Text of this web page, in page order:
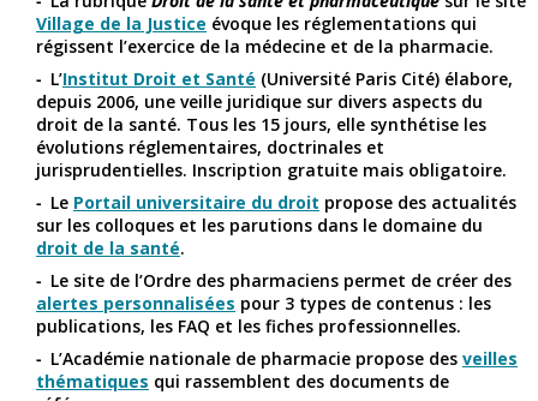
Village de la Justice évoque les réglementations qui
régissent l’exercice de la médecine et de la pharmacie.
L’Institut Droit et Santé (Université Paris Cité) élabore,
depuis 2006, une veille juridique sur divers aspects du
droit de la santé. Tous les 15 jours, elle synthétise les
évolutions réglementaires, doctrinales et
jurisprudentielles. Inscription gratuite mais obligatoire.
Le Portail universitaire du droit propose des actualités
sur les colloques et les parutions dans le domaine du
droit de la santé.
Le site de l’Ordre des pharmaciens permet de créer des
alertes personnalisées pour 3 types de contenus : les
publications, les FAQ et les fiches professionnelles.
L’Académie nationale de pharmacie propose des veilles
thématiques qui rassemblent des documents de